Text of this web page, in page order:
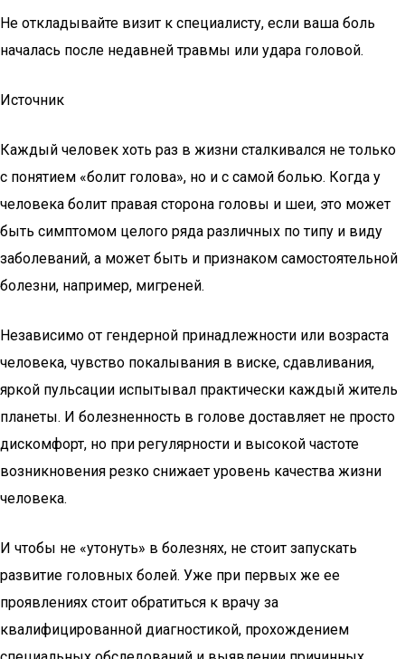
Не откладывайте визит к специалисту, если ваша боль
началась после недавней травмы или удара головой.
Источник
Каждый человек хоть раз в жизни сталкивался не только
с понятием «болит голова», но и с самой болью. Когда у
человека болит правая сторона головы и шеи, это может
быть симптомом целого ряда различных по типу и виду
заболеваний, а может быть и признаком самостоятельной
болезни, например, мигреней.
Независимо от гендерной принадлежности или возраста
человека, чувство покалывания в виске, сдавливания,
яркой пульсации испытывал практически каждый житель
планеты. И болезненность в голове доставляет не просто
дискомфорт, но при регулярности и высокой частоте
возникновения резко снижает уровень качества жизни
человека.
И чтобы не «утонуть» в болезнях, не стоит запускать
развитие головных болей. Уже при первых же ее
проявлениях стоит обратиться к врачу за
квалифицированной диагностикой, прохождением